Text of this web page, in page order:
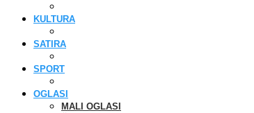
KULTURA
SATIRA
SPORT
OGLASI
MALI OGLASI